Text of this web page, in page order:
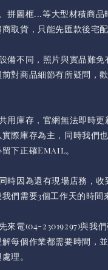
拼圖框...等大型材積商品
取貨，只能先匯款後宅配
備不同，照片與實品難免
對商品細節有所疑問，
用庫存，官網無法即時更
實際庫存為主，同時我們
下正確Email。
時因為還有現場店務，收
們需要3個工作天的時間
來電(04-23019297)與我
每個作業都需要時間，
理。